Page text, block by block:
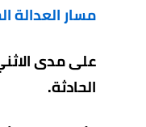
مسار العدالة
على مدى
الحادثة.